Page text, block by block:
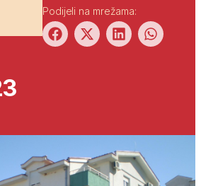
Podijeli na mrežama: